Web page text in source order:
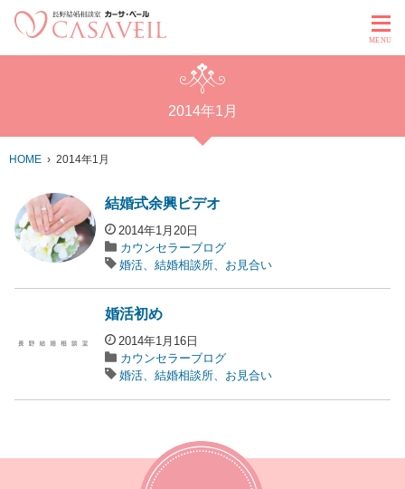
MENU
2014年1月
HOME 2014年1月
結婚式余興ビデオ
2014年1月20日
カウンセラーブログ
婚活、結婚相談所、お見合い
婚活初め
2014年1月16日
カウンセラーブログ
婚活、結婚相談所、お見合い